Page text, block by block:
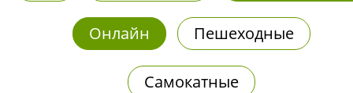
Онлайн Пешеходные
Самокатные